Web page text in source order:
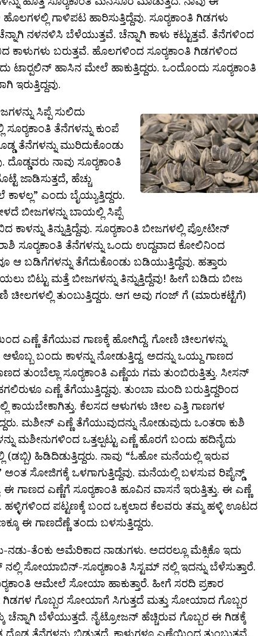
ಗಾಳಿಪಟ ಹಾರಿಸುತ್ತಿದ್ದೆವು. ಸೂರ‍್ಯಕಾಂತಿ ಗಿಡಗಳು
ನಳನಳಿಸಿ ಬೆಳೆಯುತ್ತವೆ. ಚೆನ್ನಾಗಿ ಕಾಳು ಕಟ್ಟುತ್ತವೆ. ತೆನೆಗಳಿಂದ
ಕಾಳುಗಳು ಬರುತ್ತವೆ. ಹೊಲಗಳಿಂದ ಸೂರ‍್ಯಕಾಂತಿ ಗಿಡಗಳಿಂದ
ಟಾರ‍್ಪಲಿನ್ ಹಾಸಿನ ಮೇಲೆ ಹಾಕುತ್ತಿದ್ದರು. ಒಂದೊಂದು ಸೂರ‍್ಯಕಾಂತಿ
ಸಿಪ್ಪೆ ಸುಲಿದು
ತೆನೆಗಳನ್ನು ಕುಂಪೆ
ತೆನೆಗಳನ್ನು ಮುರಿದುಕೊಂಡು
ದೊಡ್ಡವರು ನಾವು ಸೂರ‍್ಯಕಾಂತಿ
ಜಾಡಿಸುತ್ತದೆ, ಹೆಚ್ಚು
ಎಂದು ಬೈಯ್ಯುತ್ತಿದ್ದರು.
ಬೀಜಗಳನ್ನು ಬಾಯಲ್ಲಿ ಸಿಪ್ಪೆ
ತಿನ್ನುತ್ತಿದ್ದೆವು. ಸೂರ‍್ಯಕಾಂತಿ ಬೀಜಗಳಲ್ಲಿ ಪ್ರೋಟೀನ್
ಸೂರ‍್ಯಕಾಂತಿ ತೆನೆಗಳನ್ನು ಒಂದು ಉದ್ದವಾದ ಕೋಲಿನಿಂದ
ಆ ಬಡಿಗೆಗಳನ್ನು ತೆಗೆದುಕೊಂಡು ಬಡಿಯುತ್ತಿದ್ದೆವು. ಹತ್ತಾರು
ಬಿಟ್ಟು ಮತ್ತೆ ಬೀಜಗಳನ್ನು ತಿನ್ನುತ್ತಿದ್ದೆವು! ಹೀಗೆ ಬಡಿದು ಬೀಜ
ತುಂಬುತ್ತಿದ್ದರು. ಆಗ ಅವು ಗಂಜ್ ಗೆ (ಮಾರುಕಟ್ಟೆಗೆ)
ಎಣ್ಣೆ ತೆಗೆಯುವ ಗಾಣಕ್ಕೆ ಹೋಗಿದ್ದೆ. ಗೋಣಿ ಚೀಲಗಳನ್ನು
ಬಂದು ಕಾಳನ್ನು ನೋಡುತ್ತಿದ್ದ. ಅದನ್ನು ಒಯ್ದು ಗಾಣದ
ತುಂಬೆಲ್ಲಾ ಸೂರ‍್ಯಕಾಂತಿ ಎಣ್ಣೆಯ ಗಮ ತುಂಬಿರುತ್ತಿತ್ತು. ಸೀಸನ್
ಎಣ್ಣೆ ತೆಗೆಯುತ್ತಿದ್ದವು. ತುಂಬಾ ಮಂದಿ ಬರುತ್ತಿದ್ದರಿಂದ
ಕಾಯಬೇಕಾಗಿತ್ತು. ಕೆಲಸದ ಆಳುಗಳು ಚೀಲ ಎತ್ತಿ ಗಾಣಗಳ
ಮಶೀನ್ ಎಣ್ಣೆ ತೆಗೆಯುವುದನ್ನು ನೋಡುವುದು ಒಂತರಾ ಕುಶಿ
ಮಶೀನುಗಳಿಂದ ಒತ್ತಲ್ಪಟ್ಟು ಎಣ್ಣೆ ಹೊರಗೆ ಬಂದು ಹದಿನೈದು
(ಡಬ್ಬಿ) ಹಿಡಿದಿಡುತ್ತಿದ್ದರು. ನಾವು “ಓಹೋ ಮನೆಯಲ್ಲಿ ಇರುವ
ಅಂತ ಸೋಜಿಗಕ್ಕೆ ಒಳಗಾಗುತ್ತಿದ್ದೆವು. ಮನೆಯಲ್ಲಿ ಬಳಸುವ ರಿಪೈನ್ಡ್
ಗಾಣದ ಎಣ್ಣೆಗೆ ಸೂರ‍್ಯಕಾಂತಿ ಹೂವಿನ ವಾಸನೆ ಇರುತ್ತಿತ್ತು. ಈ ಎಣ್ಣೆ
ಹಳ್ಳಿಗಳಿಂದ ಪಟ್ಟಣಕ್ಕೆ ಬಂದ ಒಕ್ಕಲಾದ ಕೆಲವರು ತಮ್ಮ ಹಳ್ಳಿ ಊಟದ
ಈ ಗಾಣದೆಣ್ಣೆ ತಂದು ಬಳಸುತ್ತಿದ್ದರು.
ನಡು-ತೆಂಕು ಅಮೆರಿಕಾದ ನಾಡುಗಳು. ಅದರಲ್ಲೂ ಮೆಕ್ಸಿಕೊ ಇದು
ಸೋಯಾಬಿನ್-ಸೂರ‍್ಯಕಾಂತಿ ಸಿಸ್ಟಮ್ ನಲ್ಲಿ ಇದನ್ನು ಬೆಳೆಸುತ್ತಾರೆ.
ಆಮೇಲೆ ಸೋಯಾ ಹಾಕುತ್ತಾರೆ. ಹೀಗೆ ಸರದಿ ಪ್ರಕಾರ
ಗೊಬ್ಬರ ಸೋಯಾಗೆ ಸಿಗುತ್ತದೆ ಮತ್ತು ಸೋಯಾದ ಗೊಬ್ಬರ
ಚೆನ್ನಾಗಿ ಬೆಳೆಯುತ್ತದೆ. ನೈಟ್ರೋಜನ್ ಹೆಚ್ಚಿರುವ ಗೊಬ್ಬರ ಈ ಗಿಡಕ್ಕೆ
ತೆನೆಗಳನ್ನು ಬಿಡುತ್ತದೆ. ಕಾಳುಗಳೂ ಎಣ್ಣೆಯಿಂದ ತುಂಬುತ್ತವೆ.